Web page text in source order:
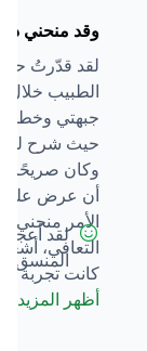
وقد منحني
لقد قدّرتُ
الطبيب
جبهتي وخطوط
حيث شرح لي
وكان صريحًا
أن عرض عليّ
الأمر منحني
التعافي،
كانت تجربة
تمامًا لما تم
لقد
المنسق
أظهر المزيد